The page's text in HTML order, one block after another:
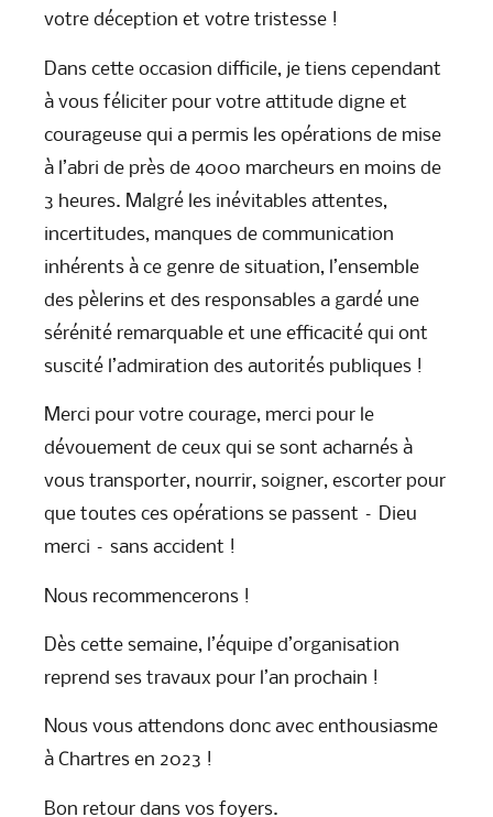
votre déception et votre tristesse !
Dans cette occasion difficile, je tiens cependant
à vous féliciter pour votre attitude digne et
courageuse qui a permis les opérations de mise
à l’abri de près de 4000 marcheurs en moins de
3 heures. Malgré les inévitables attentes,
incertitudes, manques de communication
inhérents à ce genre de situation, l’ensemble
des pèlerins et des responsables a gardé une
sérénité remarquable et une efficacité qui ont
suscité l’admiration des autorités publiques !
Merci pour votre courage, merci pour le
dévouement de ceux qui se sont acharnés à
vous transporter, nourrir, soigner, escorter pour
que toutes ces opérations se passent – Dieu
merci – sans accident !
Nous recommencerons !
Dès cette semaine, l’équipe d’organisation
reprend ses travaux pour l’an prochain !
Nous vous attendons donc avec enthousiasme
à Chartres en 2023 !
Bon retour dans vos foyers.